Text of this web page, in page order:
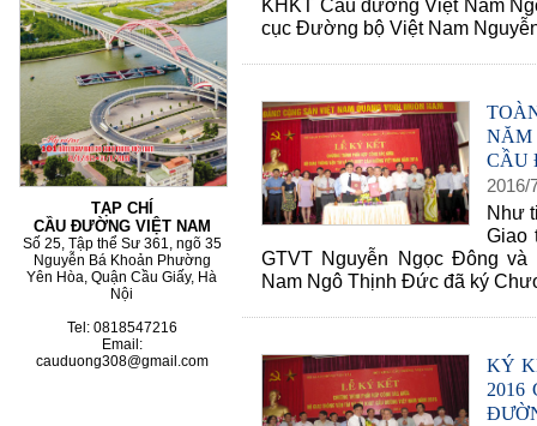
TẠP CHÍ
CẦU ĐƯỜNG VIỆT NAM
Số 25, Tập thể Sư 361, ngõ 35
Nguyễn Bá Khoản Phường
Yên Hòa, Quận Cầu Giấy, Hà
Nội
Tel: 0818547216
Email:
cauduong308@gmail.com
KHKT Cầu đường Việt Nam
cục Đường bộ Việt Nam
NĂM
CẦU
2016/
Như
Giao
GTVT Nguyễn Ngọc Đông
Nam Ngô Thịnh Đức đã ký
KÝ
2016